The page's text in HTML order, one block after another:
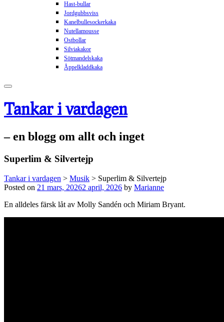
Hast-bullar
Jordgubbsviss
Kanelbullesockerkaka
Nutellamousse
Ostbollar
Silviakakor
Sötmandelskaka
Åppelkladdkaka
Tankar i vardagen
– en blogg om allt och inget
Superlim & Silvertejp
Tankar i vardagen > Musik > Superlim & Silvertejp
Posted on 21 mars, 20262 april, 2026 by Marianne
En alldeles färsk låt av Molly Sandén och Miriam Bryant.